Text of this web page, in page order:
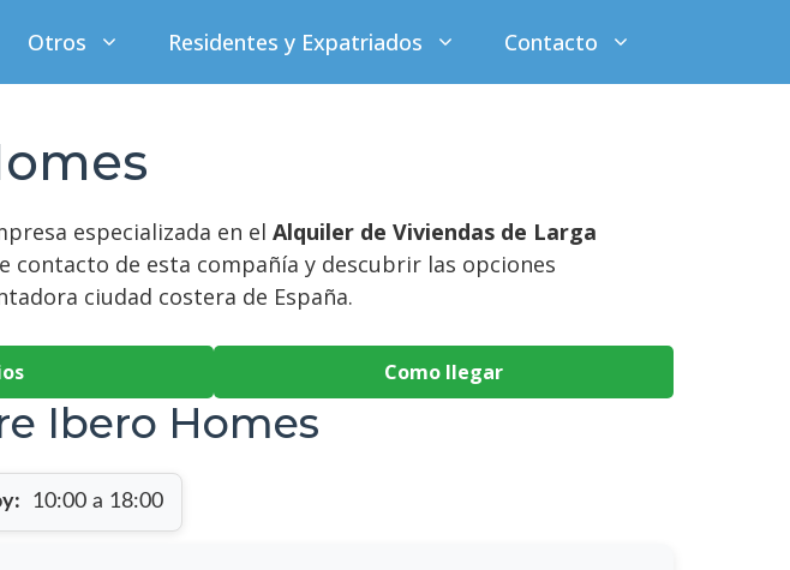
Otros Residentes y Expatriados Contacto
especializada en el Alquiler de Viviendas de Larga
contacto de esta compañía y descubrir las opciones
ciudad costera de España.
Como llegar
Ibero Homes
10:00 a 18:00